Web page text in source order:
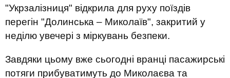
"Укрзалізниця" відкрила для руху поїздів
перегін "Долинська – Миколаїв", закритий у
неділю увечері з міркувань безпеки.
Завдяки цьому вже сьогодні вранці пасажирські
потяги прибуватимуть до Миколаєва та